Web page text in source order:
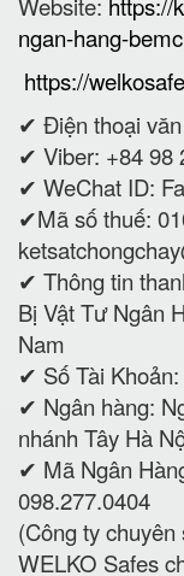
Website: https://
ngan-hang-bemc
https://
✔ Điện thoại
✔ Viber: +84 98
✔ WeChat ID:
✔Mã số thuế:
✔ Thông tin
Bị Vật Tư Ngân
Nam
✔ Số Tài
✔ Ngân hàng:
nhánh Tây Hà
✔ Mã Ngân
098.277.0404
(Công ty
WELKO Safes